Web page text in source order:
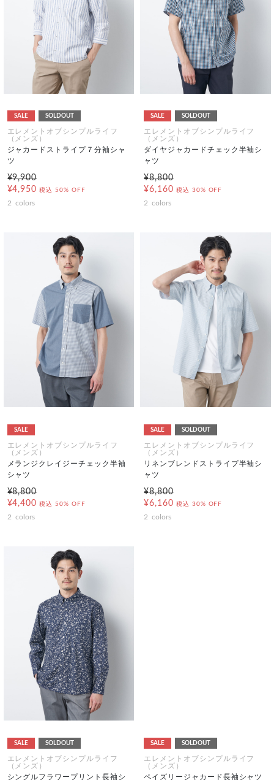
SALE SOLDOUT
エレメントオブシンプルライフ
（メンズ）
ジャカードストライプ７分袖シャ
ツ
¥9,900
¥4,950 税込 50% OFF
2 colors
SALE SOLDOUT
エレメントオブシンプルライフ
（メンズ）
ダイヤジャカードチェック半袖シ
ャツ
¥8,800
¥6,160 税込 30% OFF
2 colors
SALE
エレメントオブシンプルライフ
（メンズ）
メランジクレイジーチェック半袖
シャツ
¥8,800
¥4,400 税込 50% OFF
2 colors
SALE SOLDOUT
エレメントオブシンプルライフ
（メンズ）
リネンブレンドストライプ半袖シ
ャツ
¥8,800
¥6,160 税込 30% OFF
2 colors
SALE SOLDOUT
エレメントオブシンプルライフ
（メンズ）
シングルフラワープリント長袖シ
SALE SOLDOUT
エレメントオブシンプルライフ
（メンズ）
ペイズリージャカード長袖シャツ